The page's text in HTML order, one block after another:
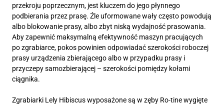
przekroju poprzecznym, jest kluczem do jego płynnego
podbierania przez prasę. Źle uformowane wały często powodują
albo blokowanie prasy, albo zbyt niską wydajność prasowania.
Aby zapewnić maksymalną efektywność maszyn pracujących
po zgrabiarce, pokos powinien odpowiadać szerokości roboczej
prasy urządzenia zbierającego albo w przypadku prasy i
przyczepy samozbierającej – szerokości pomiędzy kołami
ciągnika.
Zgrabiarki Lely Hibiscus wyposażone są w zęby Ro-tine wygięte